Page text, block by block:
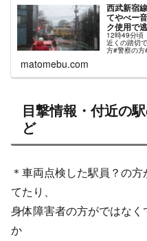
西武新宿
てやべー
ク使用で
12時49分頃
近くの踏切
方#警察の
matomebu.com
目撃情報・付近の
ど
＊車両点検した駅員？の
てたり、
身体障害者の方がではな
か